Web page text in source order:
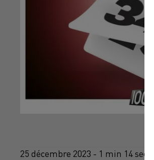
25 décembre 2023 - 1 min 14 sec